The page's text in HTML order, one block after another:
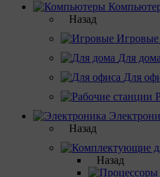
Назад
Игровые
Для дома
Для
Назад
Назад